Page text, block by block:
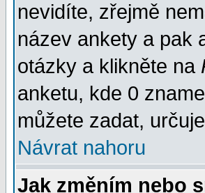
nevidíte, zřejmě
název ankety a pak
otázky a klikněte na
anketu, kde 0
můžete zadat,
Návrat nahoru
Jak změním nebo